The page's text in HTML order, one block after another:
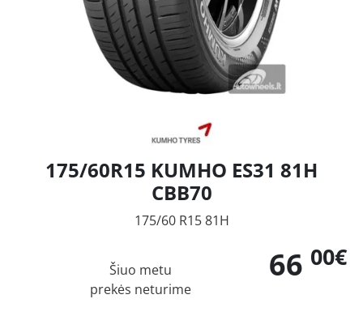
175/60R15 KUMHO ES31 81H
CBB70
175/60 R15 81H
66 00€
Šiuo metu
prekės neturime